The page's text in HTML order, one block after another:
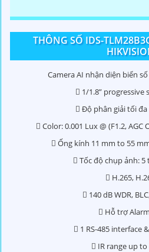
THÔNG SỐ IDS-
Camera AI nhận diện biển
 1/1.8” progressive
 Độ phân giải tối đa
 Color: 0.001 Lux @ (F1.2, AGC
 Ống kính 11 mm to 55
 Tốc độ chụp ảnh:
 H.265,
 140 dB WDR,
 Hỗ trợ
 1 RS-485 interface
 IR range up to